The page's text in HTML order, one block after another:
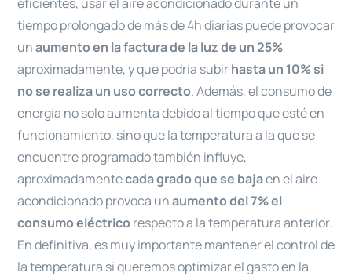
tiempo prolongado de más de 4h diarias puede provocar
unaumento en la factura de la luz de un 25%
aproximadamente, y que podría subirhasta un 10% si
no se realiza un uso correcto. Además, el consumo de
energía no solo aumenta debido al tiempo que esté en
funcionamiento, sino que la temperatura a la que se
encuentre programado también influye,
aproximadamentecada grado que se bajaen el aire
acondicionado provoca unaumento del 7% el
consumo eléctricorespecto a la temperatura anterior.
En definitiva, es muy importante mantener el control de
la temperatura si queremos optimizar el gasto en la